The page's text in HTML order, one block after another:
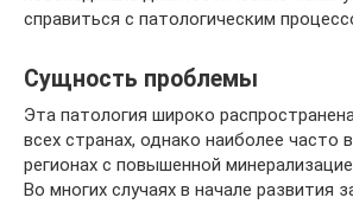
справиться с патологическим
Сущность проблемы
Эта патология широко
всех странах, однако наиболее часто
регионах с повышенной
Во многих случаях в начале развития